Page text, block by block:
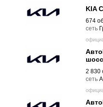
KIA
674
cеть
2 830
cеть